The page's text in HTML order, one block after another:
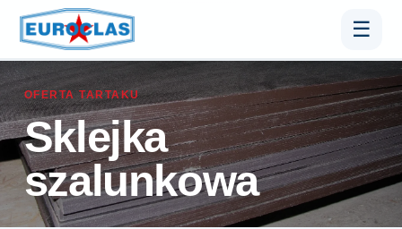
☰
OFERTA TARTAKU
Sklejka
szalunkowa